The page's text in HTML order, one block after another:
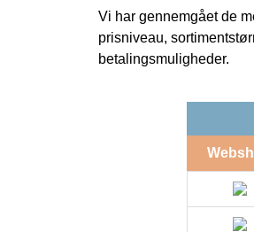
Vi har gennemgået de
prisniveau,
betalingsmuligheder.